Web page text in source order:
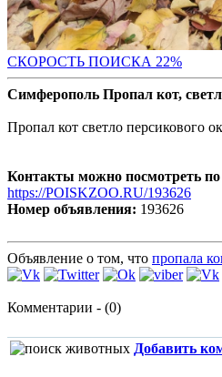
СКОРОСТЬ ПОИСКА 22%
Симферополь Пропал кот,
Пропал кот светло персикового
Контакты можно посмотреть
https://POISKZOO.RU/193626
Номер объявления: 193626
Объявление о том, что пропала
Комментарии - (0)
Добавить